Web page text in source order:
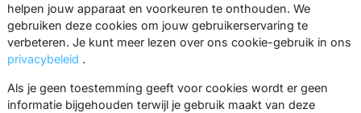
hoogte van onze product updates,
events, webinars, best practices en
whitepapers.
Abonneer
helpen jouw apparaat en voorkeuren te onthouden. We
gebruiken deze cookies om jouw gebruikerservaring te
verbeteren. Je kunt meer lezen over ons cookie-gebruik in ons
privacybeleid .
Als je geen toestemming geeft voor cookies wordt er geen
informatie bijgehouden terwijl je gebruik maakt van deze